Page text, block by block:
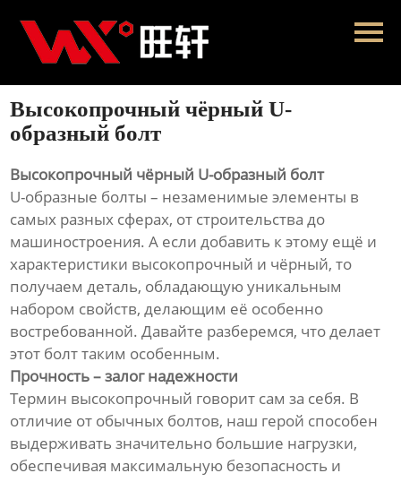
Главная
Продукция
Новости
Контакты
Высокопрочный чёрный U-
образный болт
Высокопрочный чёрный U-образный болт
U-образные болты – незаменимые элементы в
самых разных сферах, от строительства до
машиностроения. А если добавить к этому ещё и
характеристики высокопрочный и чёрный, то
получаем деталь, обладающую уникальным
набором свойств, делающим её особенно
востребованной. Давайте разберемся, что делает
этот болт таким особенным.
Прочность – залог надежности
Термин высокопрочный говорит сам за себя. В
отличие от обычных болтов, наш герой способен
выдерживать значительно большие нагрузки,
обеспечивая максимальную безопасность и